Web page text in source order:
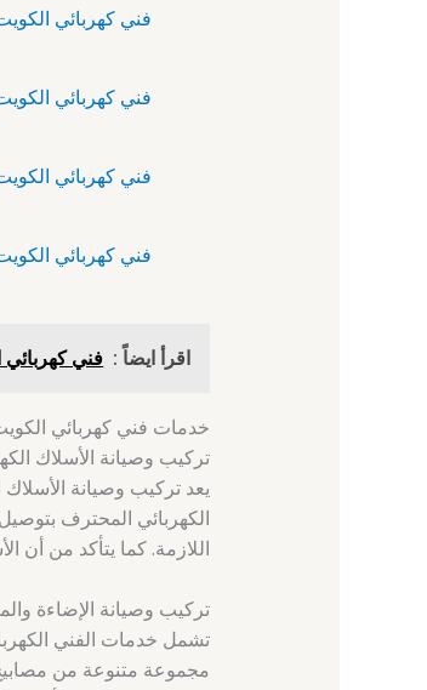
فني كهربائي الكويت 66629504 – أبرق خيطان – فني كهربائي
فني كهربائي الكويت 66629504 – أبو الحصانية – فني
فني كهربائي الكويت 66629504 – أبو حليفة – فني كهربائي منازل
فني كهربائي الكويت 66629504 – أبو فطيرة – شهادة خبرة فني
اقرأ ايضاً : فني كهربائي الكويت 66629504 -
خدمات فني كهربائي
تركيب وصيانة الأسلاك
يعد تركيب وصيانة
الكهربائي المحترف بتوصيل
اللازمة. كما يتأكد من أن
تركيب وصيانة الإضاءة
تشمل خدمات الفني
مجموعة متنوعة من مصابيح